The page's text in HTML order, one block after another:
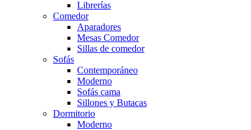
Librerías
Comedor
Aparadores
Mesas Comedor
Sillas de comedor
Sofás
Contemporáneo
Moderno
Sofás cama
Sillones y Butacas
Dormitorio
Moderno